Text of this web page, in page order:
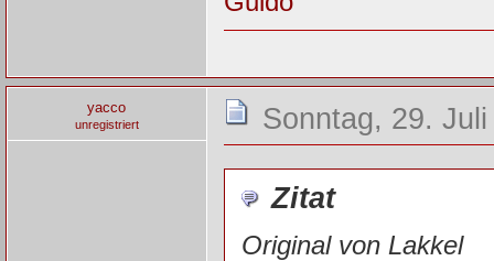
yacco
unregistriert Sonntag, 29.
Zitat
Original von Lakkel